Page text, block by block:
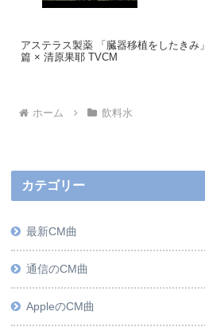
アステラス製薬 「臓器移植をしたきみ」
篇 × 清原果耶 TVCM
ホーム 飲料水
カテゴリー
最新CM曲
通信のCM曲
AppleのCM曲